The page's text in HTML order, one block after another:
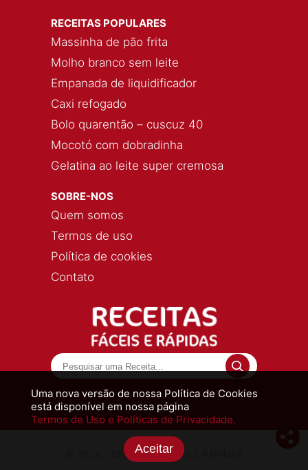
Uma nova versão de nossa Política de Cookies
está disponível em nossa página
Termos de Uso e Políticas de Privacidade.
Aceitar
RECEITAS POPULARES
Massinha de pão frita
Molho branco sem leite
Empanada de liquidificador
Caxi refogado
Bolo quarentão – cuscuz 40
Mocotó com dobradinha
Gelatina ao leite super cremosa
SOBRE-NOS
Quem somos
Termos de uso
Política de cookies
Contato
© 2026 - RECEITAS FÁCEIS E RÁPIDAS